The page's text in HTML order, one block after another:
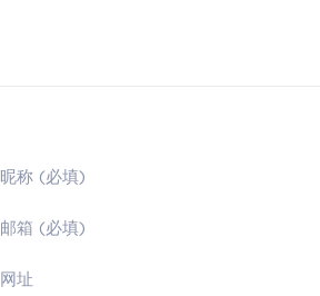
昵称 (必填)
邮箱 (必填)
网址